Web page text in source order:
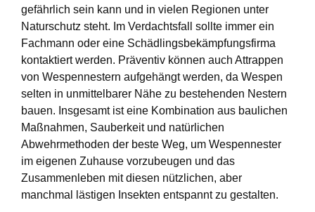
gefährlich sein kann und in vielen Regionen unter
Naturschutz steht. Im Verdachtsfall sollte immer ein
Fachmann oder eine Schädlingsbekämpfungsfirma
kontaktiert werden. Präventiv können auch Attrappen
von Wespennestern aufgehängt werden, da Wespen
selten in unmittelbarer Nähe zu bestehenden Nestern
bauen. Insgesamt ist eine Kombination aus baulichen
Maßnahmen, Sauberkeit und natürlichen
Abwehrmethoden der beste Weg, um Wespennester
im eigenen Zuhause vorzubeugen und das
Zusammenleben mit diesen nützlichen, aber
manchmal lästigen Insekten entspannt zu gestalten.